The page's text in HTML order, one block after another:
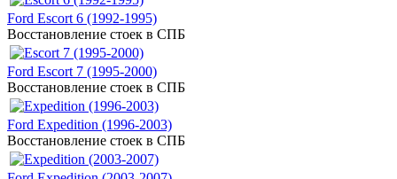
Ford Escort 6 (1992-1995)
Восстановление стоек в СПБ
Ford Escort 7 (1995-2000)
Восстановление стоек в СПБ
Ford Expedition (1996-2003)
Восстановление стоек в СПБ